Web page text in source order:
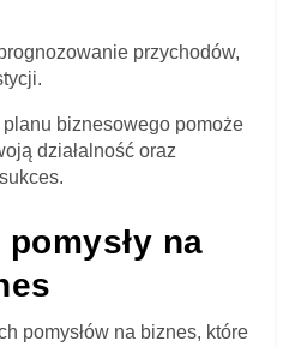
przychodów,
biznesowego pomoże
działalność oraz
na
pomysłów na biznes, które